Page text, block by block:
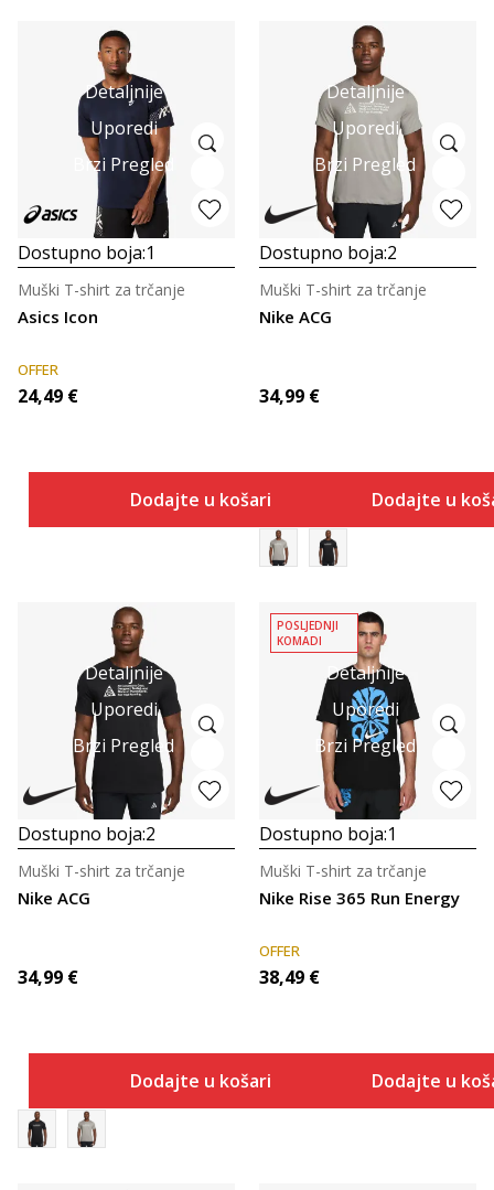
Detaljnije
Uporedi
Brzi Pregled
Dostupno boja:1
Asics Icon
Muški T-shirt za trčanje
OFFER
24,49 €
Dodajte u košaricu
Detaljnije
Uporedi
Brzi Pregled
Dostupno boja:2
Nike ACG
Muški T-shirt za trčanje
34,99 €
Dodajte u
Detaljnije
Uporedi
Brzi Pregled
Dostupno boja:2
Nike ACG
Muški T-shirt za trčanje
34,99 €
Dodajte u košaricu
Detaljnije
Uporedi
Brzi Pregled
POSLJEDNJI
KOMADI
Dostupno boja:1
Nike Rise 365 Run Energy
Muški T-shirt za trčanje
OFFER
38,49 €
Dodajte u